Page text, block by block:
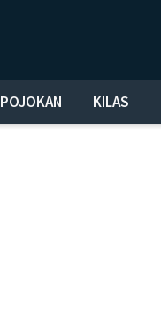
POJOKAN KILAS